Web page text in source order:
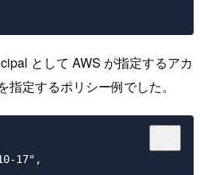
として AWS が指定するアカ
指定するポリシー例でした。
17",